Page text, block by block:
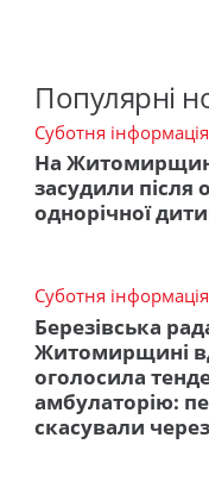
Популярні
Суботня інформація
На
засудили
однорічної
Суботня інформація
Березівська
Житомирщині
оголосила
амбулаторію:
скасували